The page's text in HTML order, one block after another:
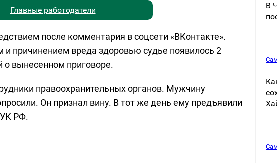
Главные работодатели
после комментария в соцсети «ВКонтакте».
и причинением вреда здоровью судье появилось 2
о вынесенном приговоре.
правоохранительных органов. Мужчину
Он признал вину. В тот же день ему предъявили
УК РФ.
В